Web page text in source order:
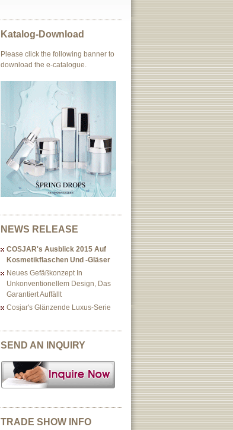
Katalog-Download
Please click the following banner to
download the e-catalogue.
NEWS RELEASE
COSJAR's Ausblick 2015 Auf
Kosmetikflaschen Und -gläser
Neues Gefäßkonzept In
Unkonventionellem Design, Das
Garantiert Auffällt
Cosjar's Glänzende Luxus-Serie
SEND AN INQUIRY
TRADE SHOW INFO